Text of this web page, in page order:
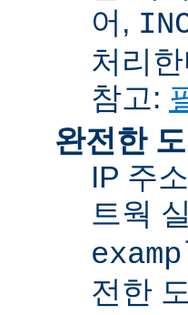
어,
처리
참고:
완전한
IP 주
트웍
전한